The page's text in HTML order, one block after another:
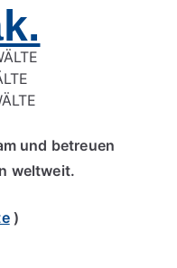
und betreuen
weltweit.
)